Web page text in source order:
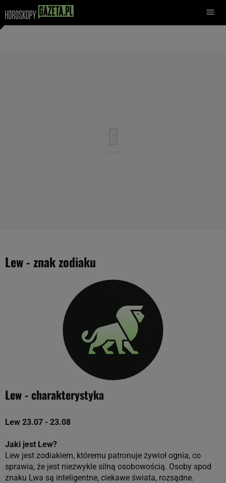
Lew - znak zodiaku
Lew - charakterystyka
Lew 23.07 - 23.08
Jaki jest Lew?
Lew jest zodiakiem, któremu patronuje żywioł ognia, co
sprawia, że jest niezwykle silną osobowością. Osoby spod
znaku Lwa są inteligentne, ciekawe świata, rozsądne.